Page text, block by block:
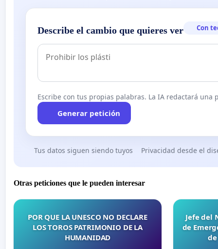
Describe el cambio que quieres ver Con
Escribe con tus propias palabras. La IA redactará una
Generar petición
Tus datos siguen siendo tuyos Privacidad desde el
Otras peticiones que le pueden interesar
POR QUE LA UNESCO NO DECLARE
LOS TOROS PATRIMONIO DE LA
HUMANIDAD
Jefe del
de
de